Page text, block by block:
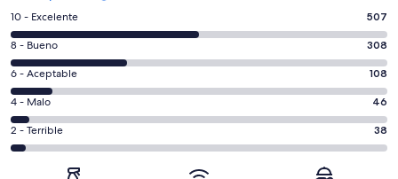
Puntuación
de
10,
es
decir,
Excelente.
Basada
en
10 - Excelente 507
Puntuación
de
8,
es
decir,
Bueno.
8 - Bueno 308
Puntuación
de
6,
es
decir,
Aceptable.
6 - Aceptable 108
Puntuación
de
4,
4 - Malo 46
Puntuación
de
2 - Terrible 38